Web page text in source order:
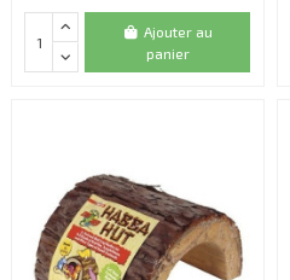
Ajouter au
panier